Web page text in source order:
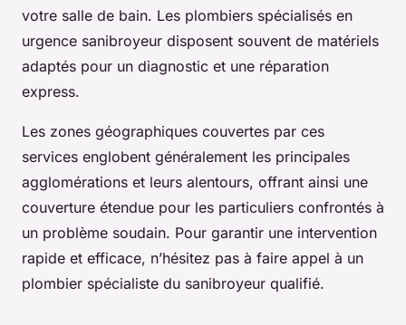
votre salle de bain. Les plombiers spécialisés en
urgence sanibroyeur disposent souvent de matériels
adaptés pour un diagnostic et une réparation
express.
Les zones géographiques couvertes par ces
services englobent généralement les principales
agglomérations et leurs alentours, offrant ainsi une
couverture étendue pour les particuliers confrontés à
un problème soudain. Pour garantir une intervention
rapide et efficace, n’hésitez pas à faire appel à un
plombier spécialiste du sanibroyeur qualifié.